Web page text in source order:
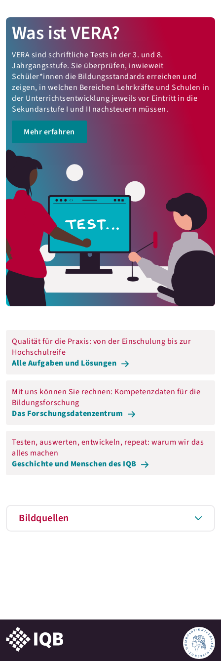
Was ist VERA?
VERA sind schriftliche Tests in der 3. und 8.
Jahrgangsstufe. Sie überprüfen, inwieweit
Schüler*innen die Bildungsstandards erreichen und
zeigen, in welchen Bereichen Lehrkräfte und Schulen in
der Unterrichtsentwicklung jeweils vor Eintritt in die
Sekundarstufe I und II nachsteuern müssen.
Mehr erfahren
Qualität für die Praxis: von der Einschulung bis zur
Hochschulreife
Alle Aufgaben und Lösungen
Mit uns können Sie rechnen: Kompetenzdaten für die
Bildungsforschung
Das Forschungsdatenzentrum
Testen, auswerten, entwickeln, repeat: warum wir das
alles machen
Geschichte und Menschen des IQB
Bildquellen